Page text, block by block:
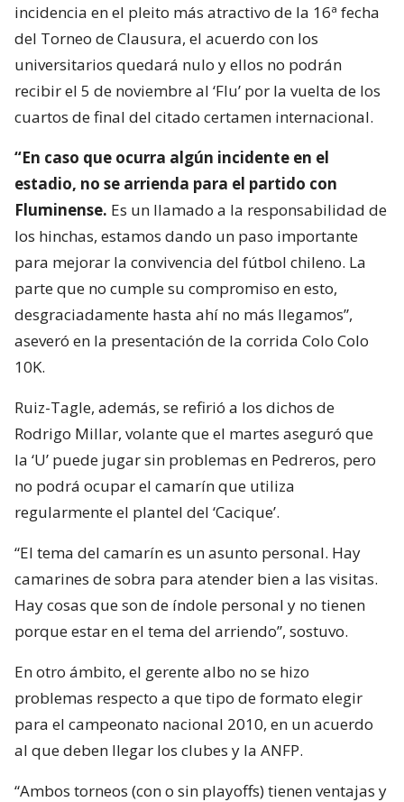
incidencia en el pleito más atractivo de la 16ª fecha
del Torneo de Clausura, el acuerdo con los
universitarios quedará nulo y ellos no podrán
recibir el 5 de noviembre al ‘Flu’ por la vuelta de los
cuartos de final del citado certamen internacional.
“En caso que ocurra algún incidente en el
estadio, no se arrienda para el partido con
Fluminense. Es un llamado a la responsabilidad de
los hinchas, estamos dando un paso importante
para mejorar la convivencia del fútbol chileno. La
parte que no cumple su compromiso en esto,
desgraciadamente hasta ahí no más llegamos”,
aseveró en la presentación de la corrida Colo Colo
10K.
Ruiz-Tagle, además, se refirió a los dichos de
Rodrigo Millar, volante que el martes aseguró que
la ‘U’ puede jugar sin problemas en Pedreros, pero
no podrá ocupar el camarín que utiliza
regularmente el plantel del ‘Cacique’.
“El tema del camarín es un asunto personal. Hay
camarines de sobra para atender bien a las visitas.
Hay cosas que son de índole personal y no tienen
porque estar en el tema del arriendo”, sostuvo.
En otro ámbito, el gerente albo no se hizo
problemas respecto a que tipo de formato elegir
para el campeonato nacional 2010, en un acuerdo
al que deben llegar los clubes y la ANFP.
“Ambos torneos (con o sin playoffs) tienen ventajas y